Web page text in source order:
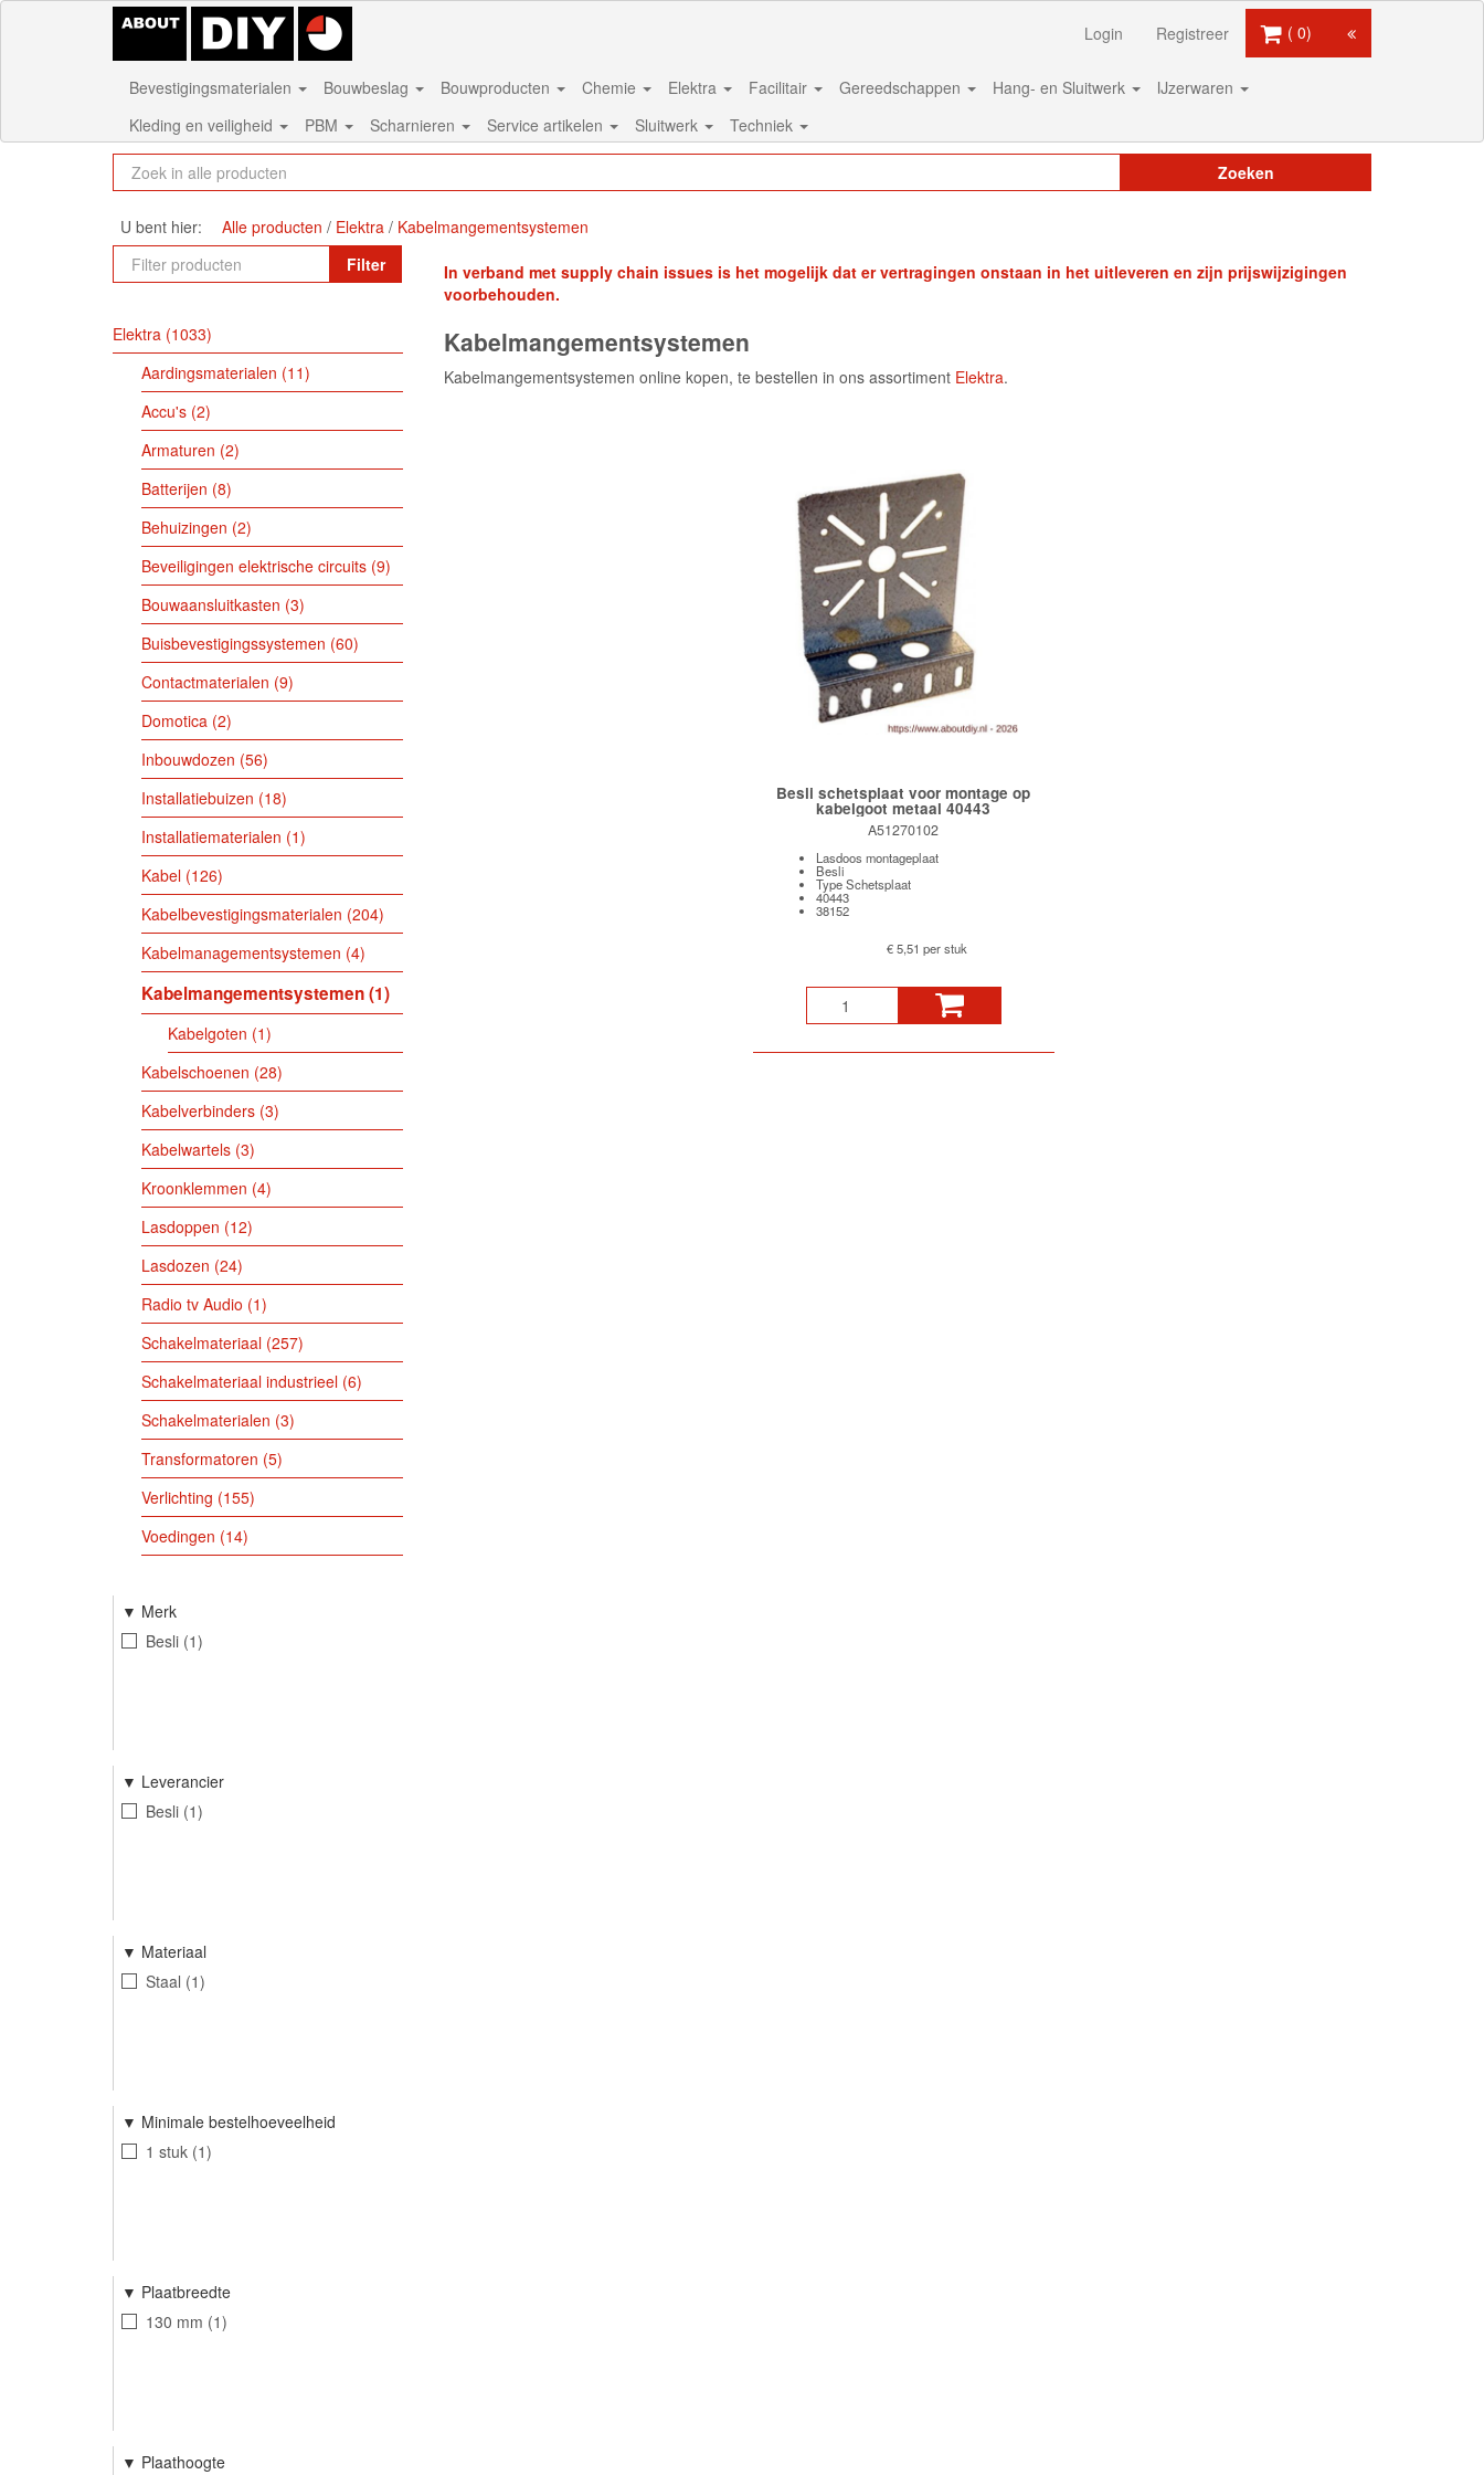
0
Login Registreer
Bevestigingsmaterialen Bouwbeslag Bouwproducten Chemie Elektra Facilitair Gereedschappen Hang- en Sluitwerk
IJzerwaren
Kleding en veiligheid
PBM Scharnieren Service artikelen Sluitwerk Techniek
Zoeken
U bent hier: Alle producten Elektra
Kabelmangementsystemen
Filter
Elektra 1033
Aardingsmaterialen 11
Accu's 2
Armaturen 2
Batterijen 8
Behuizingen 2
Beveiligingen elektrische circuits 9
Bouwaansluitkasten 3
Buisbevestigingssystemen 60
Contactmaterialen 9
Domotica 2
Inbouwdozen 56
Installatiebuizen 18
Installatiematerialen 1
Kabel 126
Kabelbevestigingsmaterialen 204
Kabelmanagementsystemen 4
Kabelmangementsystemen 1
Kabelgoten 1
Kabelschoenen 28
Kabelverbinders 3
Kabelwartels 3
Kroonklemmen 4
Lasdoppen 12
Lasdozen 24
Radio tv Audio 1
Schakelmateriaal 257
Schakelmateriaal industrieel 6
Schakelmaterialen 3
Transformatoren 5
Verlichting 155
Voedingen 14
Merk
Besli 1
Leverancier
Besli 1
Materiaal
Staal 1
Minimale bestelhoeveelheid
1 stuk 1
Plaatbreedte
130 mm 1
Plaathoogte
In verband met supply chain issues is het mogelijk dat er vertragingen onstaan in het uitleveren en zijn prijswijzigingen
voorbehouden.
Kabelmangementsystemen
Kabelmangementsystemen online kopen, te bestellen in ons assortiment Elektra.
Besli schetsplaat voor montage op
kabelgoot metaal 40443
A51270102
Lasdoos montageplaat
Besli
Type Schetsplaat
40443
38152
€ 5,51 per stuk